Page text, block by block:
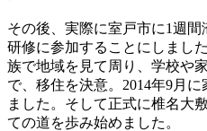
その後、実際に室戸市に1週
研修に参加することにしまし
族で地域を見て周り、学校や
で、移住を決意。2014年9月
ました。そして正式に椎名大
ての道を歩み始めました。